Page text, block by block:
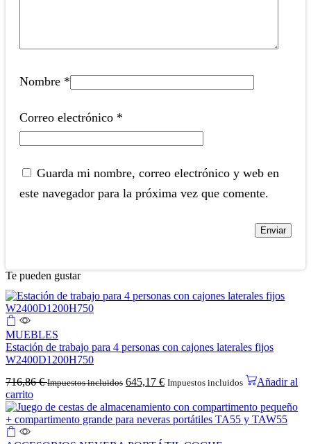
Nombre *
Correo electrónico *
Guarda mi nombre, correo electrónico y web en
este navegador para la próxima vez que comente.
Te pueden gustar
MUEBLES
Estación de trabajo para 4 personas con cajones laterales fijos
W2400D1200H750
716,86€ Impuestos incluidos 645,17 € Impuestos incluidos
Añadir al
carrito